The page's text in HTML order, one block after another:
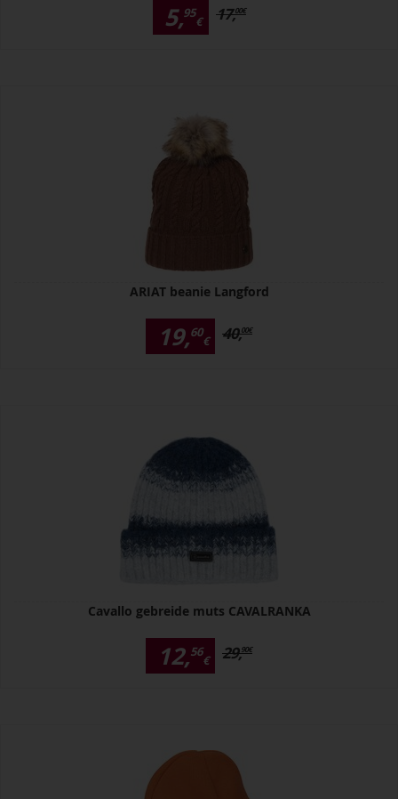
5,95
€ 17,00€
ARIAT beanie Langford
19,60
€ 40,00€
Cavallo gebreide muts CAVALRANKA
12,56
€ 29,90€